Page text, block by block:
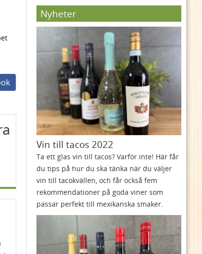
Nyheter
Vin till tacos 2022
Ta ett glas vin till tacos? Varför inte! Här får
du tips på hur du ska tänka när du väljer
vin till tacokvällen, och får också fem
rekommendationer på goda viner som
passar perfekt till mexikanska smaker.